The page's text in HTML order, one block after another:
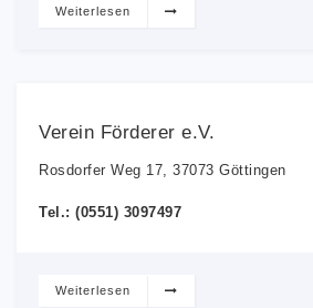
Weiterlesen
Verein Förderer e.V.
Rosdorfer Weg 17, 37073 Göttingen
Tel.: (0551) 3097497
Weiterlesen